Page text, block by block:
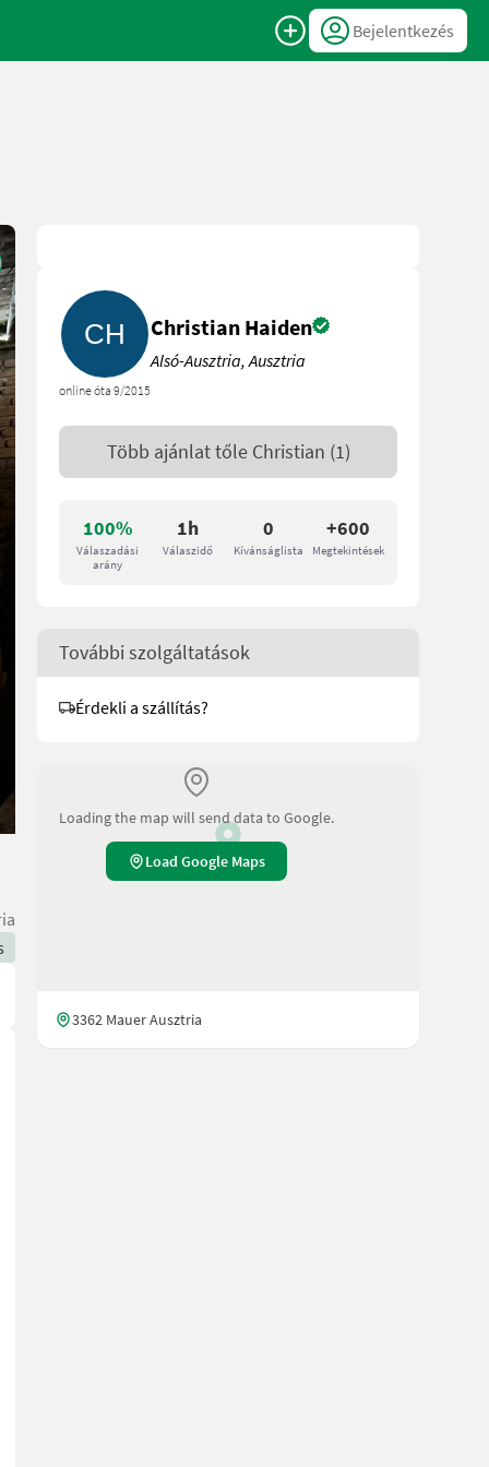
Bejelentkezés
100%
Válaszadási
arány
1h
Válaszidő
0
Kívánságlista
+600
Megtekintések
online óta 9/2015
Christian Haiden
Alsó-Ausztria, Ausztria
Több ajánlat tőle Christian (1)
További szolgáltatások
Érdekli a szállítás?
Loading the map will send data to Google.
Load Google Maps
3362 Mauer Ausztria